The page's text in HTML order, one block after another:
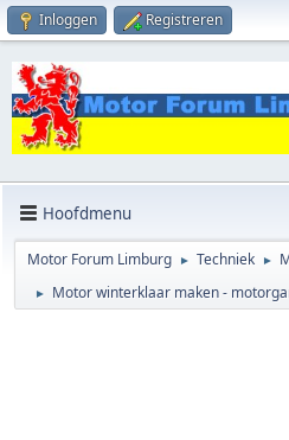
Inloggen Registreren
Hoofdmenu
Motor Forum Limburg ► Techniek ►
► Motor winterklaar maken -